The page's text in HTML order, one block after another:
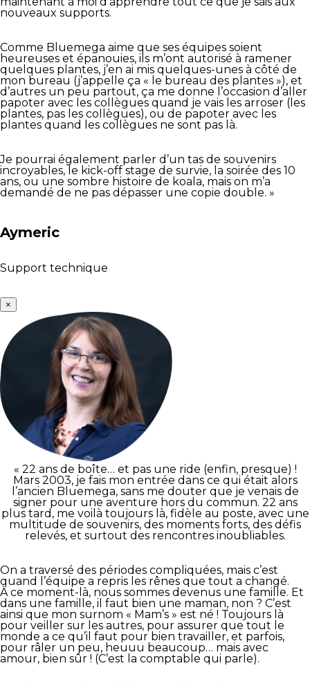
nouveaux supports.
Comme Bluemega aime que ses équipes soient
heureuses et épanouies, ils m’ont autorisé à ramener
quelques plantes, j’en ai mis quelques-unes à côté de
mon bureau (j’appelle ça « le bureau des plantes »), et
d’autres un peu partout, ça me donne l’occasion d’aller
papoter avec les collègues quand je vais les arroser (les
plantes, pas les collègues), ou de papoter avec les
plantes quand les collègues ne sont pas là.
Je pourrai également parler d’un tas de souvenirs
incroyables, le kick-off stage de survie, la soirée des 10
ans, ou une sombre histoire de koala, mais on m’a
demandé de ne pas dépasser une copie double. »
Aymeric
Support technique
×
« 22 ans de boîte… et pas une ride (enfin, presque) !
Mars 2003, je fais mon entrée dans ce qui était alors
l’ancien Bluemega, sans me douter que je venais de
signer pour une aventure hors du commun. 22 ans
plus tard, me voilà toujours là, fidèle au poste, avec une
multitude de souvenirs, des moments forts, des défis
relevés, et surtout des rencontres inoubliables.
On a traversé des périodes compliquées, mais c’est
quand l’équipe a repris les rênes que tout a changé.
À ce moment-là, nous sommes devenus une famille. Et
dans une famille, il faut bien une maman, non ? C’est
ainsi que mon surnom « Mam’s » est né ! Toujours là
pour veiller sur les autres, pour assurer que tout le
monde a ce qu’il faut pour bien travailler, et parfois,
pour râler un peu, heuuu beaucoup… mais avec
amour, bien sûr ! (C’est la comptable qui parle).